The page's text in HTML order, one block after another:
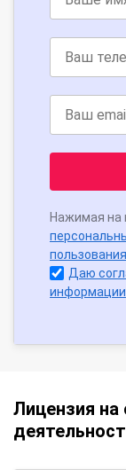
Нажимая на
Даю
информации
Лицензия на